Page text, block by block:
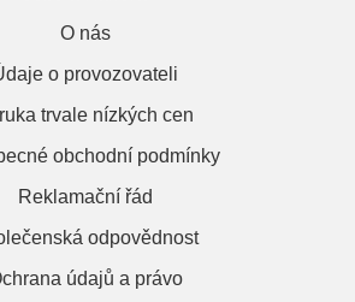
O nás
o provozovateli
trvale nízkých cen
obchodní podmínky
Reklamační řád
odpovědnost
údajů a právo